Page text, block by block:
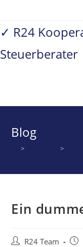
springen
✓ R24
Steuerberater
Blog
> >
Ein
Beitrags-
R24 Team